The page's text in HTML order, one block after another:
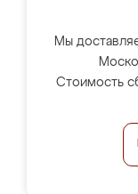
Мы
Стоимость